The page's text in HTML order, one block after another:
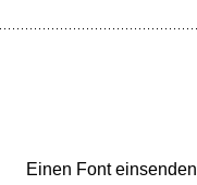
Einen Font einsenden